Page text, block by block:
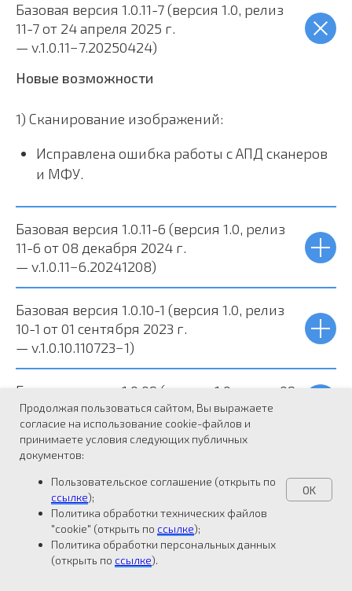
Базовая версия 1.0.11-7 (версия 1.0, релиз
11-7 от 24 апреля 2025 г.
— v.1.0.11−7.20250424)
Новые возможности
1) Сканирование изображений:
Исправлена ошибка работы с АПД сканеров
и МФУ.
Базовая версия 1.0.11-6 (версия 1.0, релиз
11-6 от 08 декабря 2024 г.
— v.1.0.11−6.20241208)
Базовая версия 1.0.10-1 (версия 1.0, релиз
10-1 от 01 сентября 2023 г.
— v.1.0.10.110723−1)
Базовая версия 1.0.09 (версия 1.0, релиз 09
от 21 февраля 2023 г. — v.1.0.09.210223)
Базовая версия 1.0.08−4 (версия 1.0, релиз
— v.1.0.08.031122)
Базовая версия 1.0.08−3 (версия 1.0, релиз
08−3 от 02 августа 2022 г.
— v.1.0.08.020822)
Продолжая пользоваться сайтом, Вы выражаете
согласие на использование cookie-файлов и
принимаете условия следующих публичных
документов:
Пользовательское соглашение (открыть по
ссылке);
Политика обработки технических файлов
"cookie" (открыть по ссылке);
Политика обработки персональных данных
(открыть по ссылке).
OK